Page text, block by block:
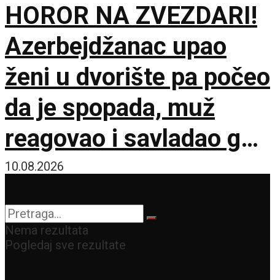
nož
HOROR NA ZVEZDARI!
Azerbejdžanac upao
ženi u dvorište pa počeo
da je spopada, muž
reagovao i savladao ga
do dolaska policije
10.08.2026
Nema rezultata
Pogledaj sve rezultate